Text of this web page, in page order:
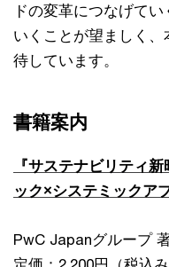
ドの変革につなげて
いくことが望ましく
待しています。
書籍案内
『サステナビリティ
ック×システミックア
PwC Japanグループ